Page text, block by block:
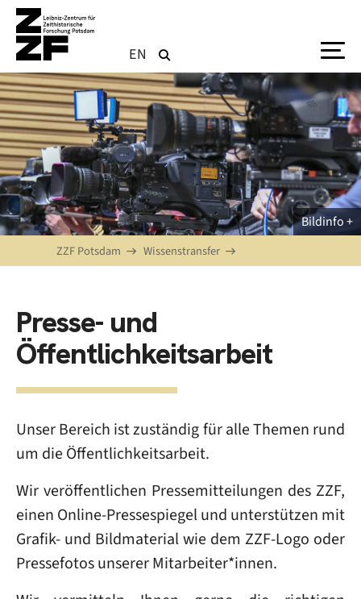
Direkt zum Inhalt
EN
Bildinfo
ZZF Potsdam Wissenstransfer
Presse- und
Öffentlichkeitsarbeit
Unser Bereich ist zuständig für alle Themen rund
um die Öffentlichkeitsarbeit.
Wir veröffentlichen Pressemitteilungen des ZZF,
einen Online-Pressespiegel und unterstützen mit
Grafik- und Bildmaterial wie dem ZZF-Logo oder
Pressefotos unserer Mitarbeiter*innen.